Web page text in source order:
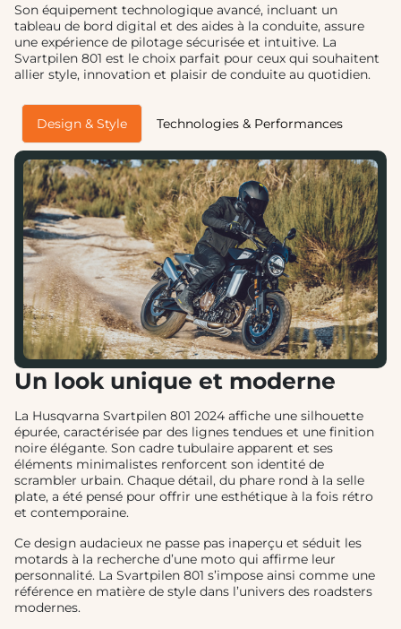
Son équipement technologique avancé, incluant un
tableau de bord digital et des aides à la conduite, assure
une expérience de pilotage sécurisée et intuitive. La
Svartpilen 801 est le choix parfait pour ceux qui souhaitent
allier style, innovation et plaisir de conduite au quotidien.
Design & Style Technologies & Performances
Un look unique et moderne
La Husqvarna Svartpilen 801 2024 affiche une silhouette
épurée, caractérisée par des lignes tendues et une finition
noire élégante. Son cadre tubulaire apparent et ses
éléments minimalistes renforcent son identité de
scrambler urbain. Chaque détail, du phare rond à la selle
plate, a été pensé pour offrir une esthétique à la fois rétro
et contemporaine.
Ce design audacieux ne passe pas inaperçu et séduit les
motards à la recherche d’une moto qui affirme leur
personnalité. La Svartpilen 801 s’impose ainsi comme une
référence en matière de style dans l’univers des roadsters
modernes.